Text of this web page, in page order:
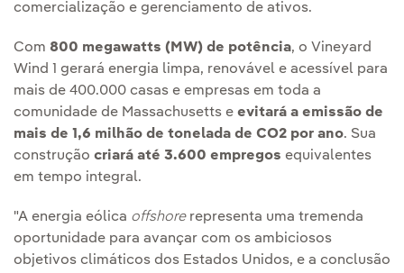
comercialização e gerenciamento de ativos.
Com 800 megawatts (MW) de potência, o Vineyard
Wind 1 gerará energia limpa, renovável e acessível para
mais de 400.000 casas e empresas em toda a
comunidade de Massachusetts e evitará a emissão de
mais de 1,6 milhão de tonelada de CO2 por ano. Sua
construção criará até 3.600 empregos equivalentes
em tempo integral.
"A energia eólica offshorerepresenta uma tremenda
oportunidade para avançar com os ambiciosos
objetivos climáticos dos Estados Unidos, e a conclusão